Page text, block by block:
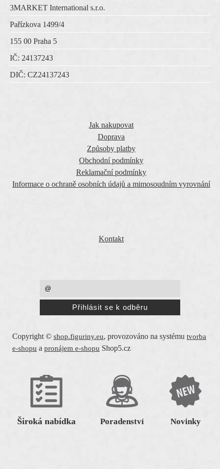
3MARKET International s.r.o.
Pařízkova 1499/4
155 00 Praha 5
IČ: 24137243
DIČ: CZ24137243
Jak nakupovat
Doprava
Způsoby platby
Obchodní podmínky
Reklamační podmínky
Informace o ochraně osobních údajů a mimosoudním vyrovnání
Kontakt
Copyright © shop.figuriny.eu, provozováno na systému tvorba
e-shopu a pronájem e-shopu Shop5.cz
Široká nabídka Poradenství Novinky